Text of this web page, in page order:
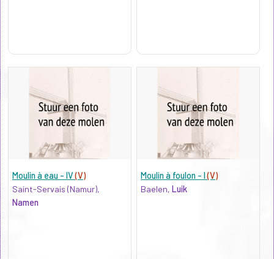
Moulin à eau - IV(V)
Saint-Servais (Namur),
Namen
Moulin à foulon - I(V)
Baelen,Luik